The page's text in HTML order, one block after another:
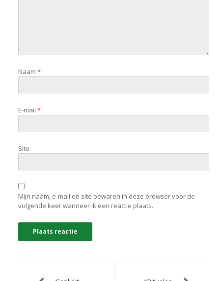
Naam*
E-mail*
Site
Mijn naam, e-mail en site bewaren in deze browser voor de
volgende keer wanneer ik een reactie plaats.